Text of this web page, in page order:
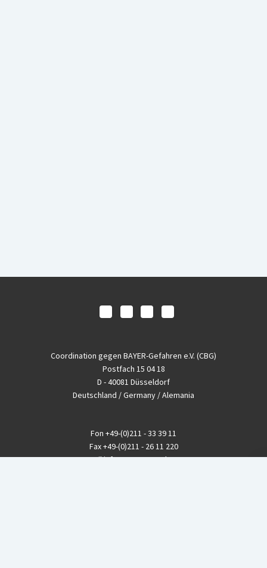
Coordination gegen BAYER-Gefahren e.V. (CBG)
Postfach 15 04 18
D - 40081 Düsseldorf
Deutschland / Germany / Alemania
Fon +49-(0)211 - 33 39 11
Fax+49-(0)211 - 26 11 220
eMailinfo@CBGnetwork.org